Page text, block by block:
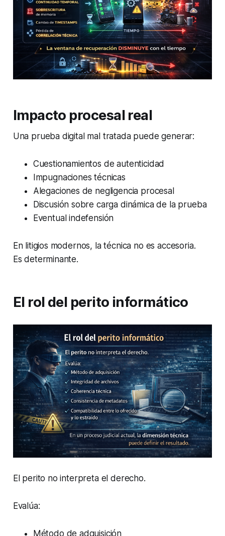
Impacto procesal real
Una prueba digital mal tratada puede generar:
Cuestionamientos de autenticidad
Impugnaciones técnicas
Alegaciones de negligencia procesal
Discusión sobre carga dinámica de la prueba
Eventual indefensión
En litigios modernos, la técnica no es accesoria.
Es determinante.
El rol del perito informático
El perito no interpreta el derecho.
Evalúa:
Método de adquisición